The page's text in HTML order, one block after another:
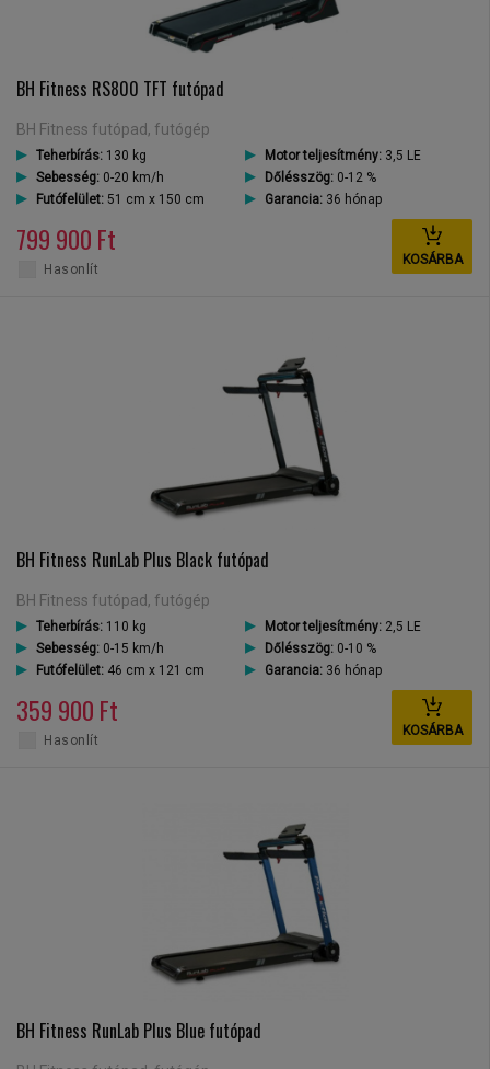
BH Fitness RS800 TFT futópad
BH Fitness futópad, futógép
Teherbírás: 130 kg Motor teljesítmény: 3,5 LE
Sebesség: 0-20 km/h Dőlésszög:0-12 %
Futófelület: 51 cm x 150 cm Garancia:36 hónap
799 900 Ft
KOSÁRBA
Hasonlít
BH Fitness RunLab Plus Black futópad
BH Fitness futópad, futógép
Teherbírás: 110 kg Motor teljesítmény: 2,5 LE
Sebesség: 0-15 km/h Dőlésszög:0-10 %
Futófelület: 46 cm x 121 cm Garancia:36 hónap
359 900 Ft
KOSÁRBA
Hasonlít
BH Fitness RunLab Plus Blue futópad